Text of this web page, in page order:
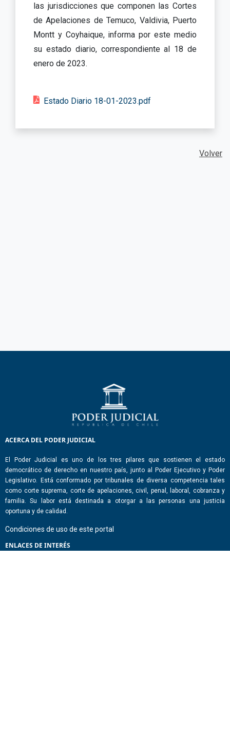
las jurisdicciones que componen las Cortes
de Apelaciones de Temuco, Valdivia, Puerto
Montt y Coyhaique, informa por este medio
su estado diario, correspondiente al 18 de
enero de 2023.
Estado Diario 18-01-2023.pdf
Volver
ACERCA DEL PODER JUDICIAL
El Poder Judicial es uno de los tres pilares que sostienen el estado
democrático de derecho en nuestro país, junto al Poder Ejecutivo y Poder
Legislativo. Está conformado por tribunales de diversa competencia tales
como corte suprema, corte de apelaciones, civil, penal, laboral, cobranza y
familia. Su labor está destinada a otorgar a las personas una justicia
oportuna y de calidad.
Condiciones de uso de este portal
ENLACES DE INTERÉS